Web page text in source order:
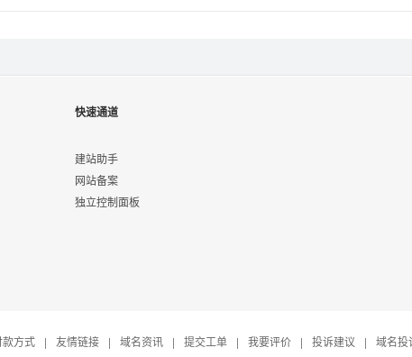
快速通道
建站助手
网站备案
独立控制面板
款方式 | 友情链接 | 域名资讯 | 提交工单 | 我要评价 | 投诉建议 | 域名投